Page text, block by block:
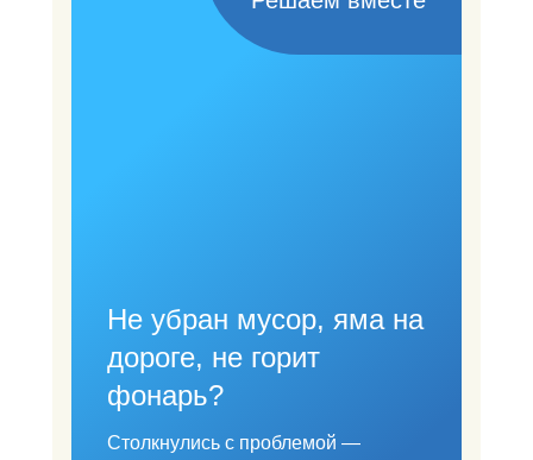
Не убран мусор, яма на
дороге, не горит
фонарь?
Столкнулись с проблемой —